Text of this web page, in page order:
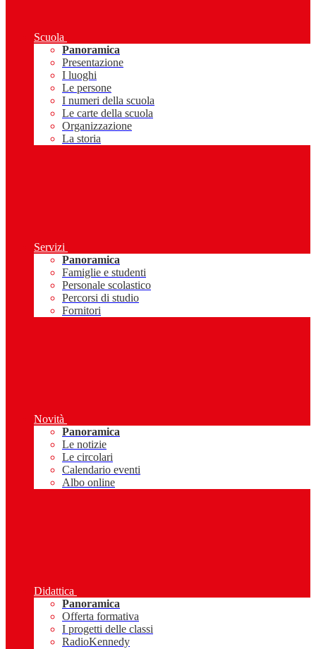
Scuola
Panoramica
Presentazione
I luoghi
Le persone
I numeri della scuola
Le carte della scuola
Organizzazione
La storia
Servizi
Panoramica
Famiglie e studenti
Personale scolastico
Percorsi di studio
Fornitori
Novità
Panoramica
Le notizie
Le circolari
Calendario eventi
Albo online
Didattica
Panoramica
Offerta formativa
I progetti delle classi
RadioKennedy